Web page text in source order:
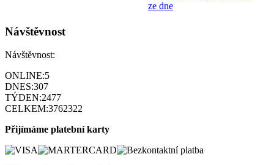
ze dne
Návštěvnost
Návštěvnost:
ONLINE:5
DNES:307
TÝDEN:2477
CELKEM:3762322
Přijímáme platební karty